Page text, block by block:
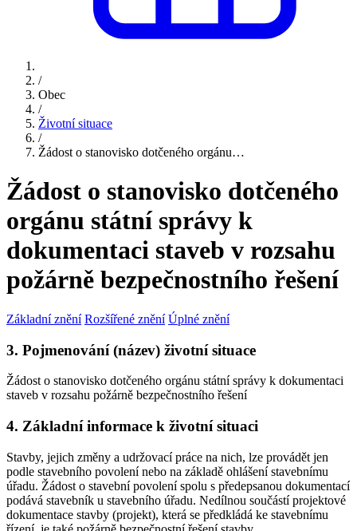
/
Obec
/
Životní situace
/
Žádost o stanovisko dotčeného orgánu…
Žádost o stanovisko dotčeného
orgánu státní správy k
dokumentaci staveb v rozsahu
požárně bezpečnostního řešení
Základní znění Rozšířené znění Úplné znění
3. Pojmenování (název) životní situace
Žádost o stanovisko dotčeného orgánu státní správy k dokumentaci
staveb v rozsahu požárně bezpečnostního řešení
4. Základní informace k životní situaci
Stavby, jejich změny a udržovací práce na nich, lze provádět jen
podle stavebního povolení nebo na základě ohlášení stavebnímu
úřadu. Žádost o stavební povolení spolu s předepsanou dokumentací
podává stavebník u stavebního úřadu. Nedílnou součástí projektové
dokumentace stavby (projekt), která se předkládá ke stavebnímu